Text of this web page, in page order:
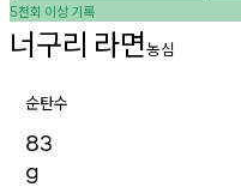
5천회 이상기록
너구리 라면농심
순탄수
83
g